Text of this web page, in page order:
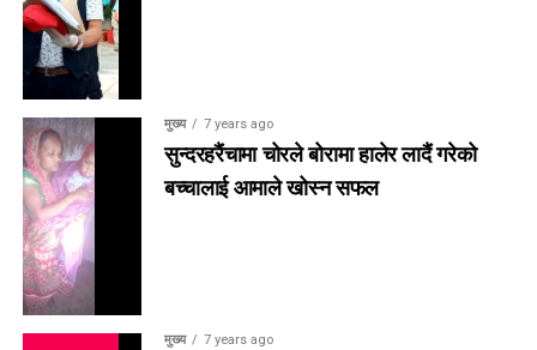
मुख्य 7 years ago
सुन्दरहरैंचामा चोरले बोरामा हालेर लादैं गरेको
बच्चालाई आमाले खोस्न सफल
मुख्य 7 years ago